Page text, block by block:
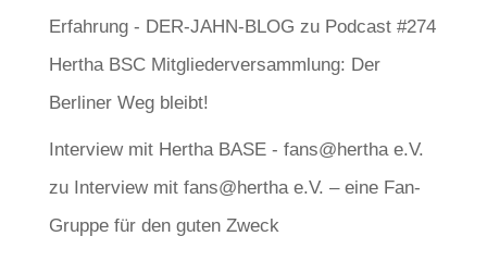
Erfahrung - DER-JAHN-BLOG zu Podcast #274
Hertha BSC Mitgliederversammlung: Der
Berliner Weg bleibt!
Interview mit Hertha BASE - fans@hertha e.V.
zu Interview mit fans@hertha e.V. – eine Fan-
Gruppe für den guten Zweck